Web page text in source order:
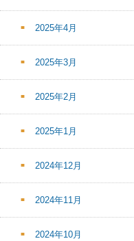
2025年4月
2025年3月
2025年2月
2025年1月
2024年12月
2024年11月
2024年10月